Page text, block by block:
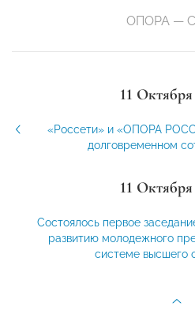
ОПОРА —
11
«Россети» и «ОПОРА
долговременном
11
Состоялось первое
развитию молодежного
системе высшего